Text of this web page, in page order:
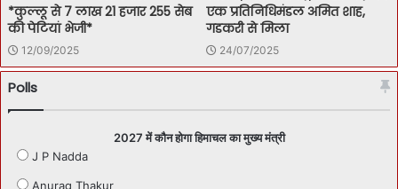
*कुल्लू से 7 लाख 21 हजार 255 सेब
की पेटियां भेजी*
12/09/2025
एक प्रतिनिधिमंडल अमित शाह,
गडकरी से मिला
24/07/2025
Polls
2027 में कौन होगा हिमाचल का मुख्य मंत्री
J P Nadda
Anurag Thakur